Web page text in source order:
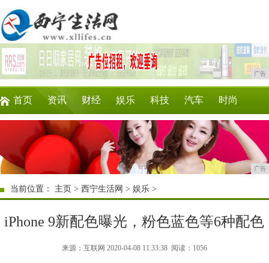
广告
首页 资讯 财经 娱乐 科技 汽车 时尚
游戏 美食 商讯 微商 区块链
广告
当前位置： 主页 >西宁生活网 >娱乐 >
iPhone 9新配色曝光，粉色蓝色等6种配色
来源：互联网 2020-04-08 11:33:38 阅读：1056